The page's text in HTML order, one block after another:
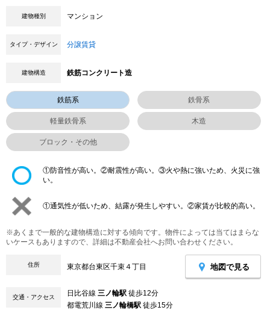
建物種別 マンション
タイプ・デザイン 分譲賃貸
建物構造 鉄筋コンクリート造
鉄筋系 鉄骨系
軽量鉄骨系 木造
ブロック・その他
①防音性が高い。②耐震性が高い。③火や熱に強いため、火災に強
い。
①通気性が低いため、結露が発生しやすい。②家賃が比較的高い。
※あくまで一般的な建物構造に対する傾向です。物件によっては当てはまらな
いケースもありますので、詳細は不動産会社へお問い合わせください。
住所 東京都台東区千束４丁目 地図で見る
交通・アクセス 日比谷線 三ノ輪駅 徒歩12分
都電荒川線 三ノ輪橋駅 徒歩15分